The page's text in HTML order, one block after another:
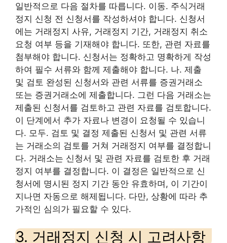
일반적으로 다음 절차를 따릅니다. 이동. 주식거래
정지 신청 전 신청서를 작성하셔야 합니다. 신청서
에는 거래정지 사유, 거래정지 기간, 거래정지 취소
요청 여부 등을 기재해야 합니다. 또한, 관련 자료를
첨부해야 합니다. 신청서는 정확하고 명확하게 작성
하여 필수 서류와 함께 제출해야 합니다. 나. 제출
및 검토 완성된 신청서와 관련 서류를 증권거래소
또는 증권거래소에 제출합니다. 그런 다음 거래소는
제출된 신청서를 검토하고 관련 자료를 검토합니다.
이 단계에서 추가 자료나 변경이 요청될 수 있습니
다. 모두. 검토 및 결정 제출된 신청서 및 관련 서류
는 거래소의 검토를 거쳐 거래정지 여부를 결정합니
다. 거래소는 신청서 및 관련 자료를 검토한 후 거래
정지 여부를 결정합니다. 이 결정은 일반적으로 신
청서에 명시된 정지 기간 동안 유효하며, 이 기간이
지나면 자동으로 해제됩니다. 다만, 상황에 따라 추
가적인 심의가 필요할 수 있다.
3. 거래정지 신청 시 고려사항